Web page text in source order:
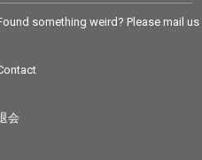
something weird? Please mail us
会